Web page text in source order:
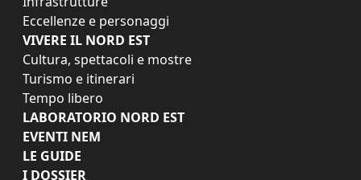
Eccellenze e personaggi
VIVERE IL NORD EST
Cultura, spettacoli e mostre
Turismo e itinerari
Tempo libero
LABORATORIO NORD EST
EVENTI NEM
LE GUIDE
I DOSSIER